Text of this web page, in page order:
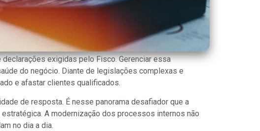
exigidas pelo Fisco. Gerenciar essa
do negócio. Diante de legislações complexas e
e afastar clientes qualificados.
de resposta. É nesse panorama desafiador que a
A modernização dos processos internos não
no dia a dia.